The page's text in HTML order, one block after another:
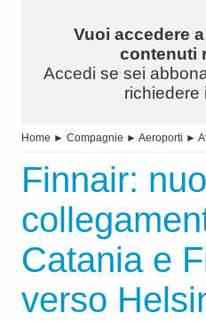
Vuoi accedere
contenuti
Accedi se sei
richiedere
Home ► Compagnie ► Aeroporti ►
Finnair:
Catania e
verso